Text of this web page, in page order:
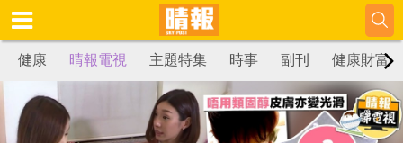
健康 晴報電視 主題特集 時事 副刊 健康財富